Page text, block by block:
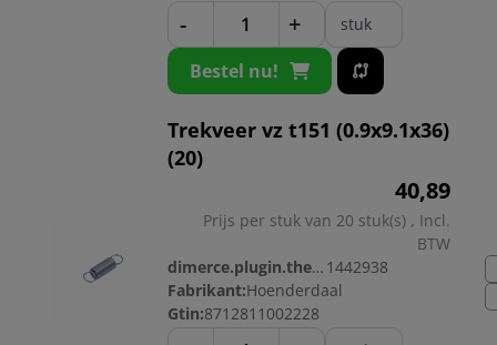
- + stuk
Bestel nu!
Trekveer vz t151 (0.9x9.1x36)
(20)
40,89
Prijs per stuk van 20 stuk(s) , Incl.
BTW
dimerce.plugin.theme.productnr: 1442938
Fabrikant:Hoenderdaal
Gtin:8712811002228